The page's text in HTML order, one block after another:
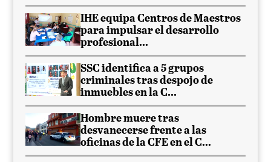
IHE equipa Centros de Maestros
para impulsar el desarrollo
profesional...
SSC identifica a 5 grupos
criminales tras despojo de
inmuebles en la C...
Hombre muere tras
desvanecerse frente a las
oficinas de la CFE en el C...